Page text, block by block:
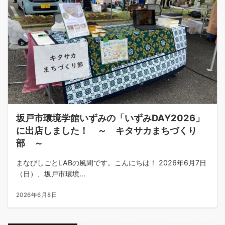
坂戸市環境学館いずみの「いずみDAY2026」
に出店しました！ ～ キタサカまちづくり
部 ～
まなびしごとLABの風間です。こんにちは！ 2026年6月7日
（日）、坂戸市環境...
2026年6月8日